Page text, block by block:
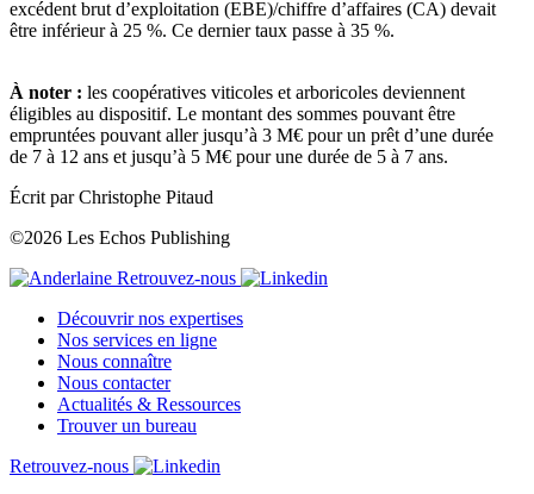
excédent brut d’exploitation (EBE)/chiffre d’affaires (CA) devait
être inférieur à 25 %. Ce dernier taux passe à 35 %.
À noter : les coopératives viticoles et arboricoles deviennent
éligibles au dispositif. Le montant des sommes pouvant être
empruntées pouvant aller jusqu’à 3 M€ pour un prêt d’une durée
de 7 à 12 ans et jusqu’à 5 M€ pour une durée de 5 à 7 ans.
Écrit par Christophe Pitaud
©2026 Les Echos Publishing
Retrouvez-nous
Découvrir nos expertises
Nos services en ligne
Nous connaître
Nous contacter
Actualités & Ressources
Trouver un bureau
Retrouvez-nous